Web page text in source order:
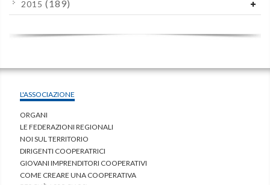
2015 (189)
L'ASSOCIAZIONE
ORGANI
LE FEDERAZIONI REGIONALI
NOI SUL TERRITORIO
DIRIGENTI COOPERATRICI
GIOVANI IMPRENDITORI COOPERATIVI
COME CREARE UNA COOPERATIVA